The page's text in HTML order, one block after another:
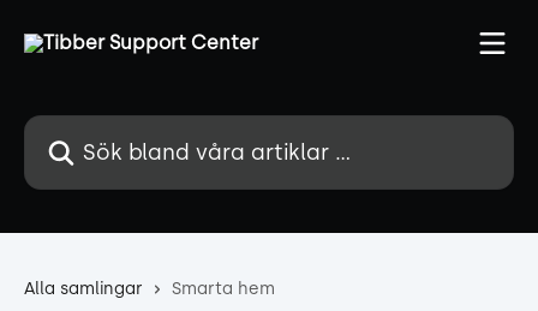
Sök bland våra artiklar …
Alla samlingar Smarta hem